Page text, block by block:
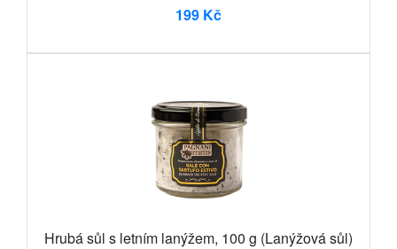
199 Kč
Hrubá sůl s letním lanýžem, 100 g (Lanýžová sůl)